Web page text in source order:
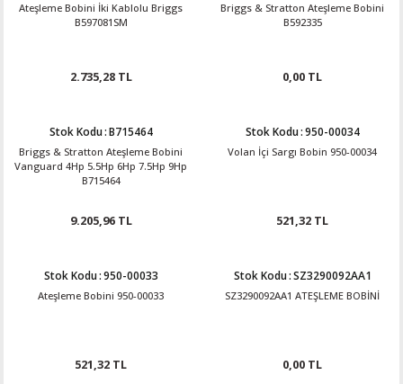
Ateşleme Bobini İki Kablolu Briggs
B597081SM
2.735,28 TL
Briggs & Stratton Ateşleme Bobini
B592335
0,00 TL
Stok Kodu:B715464
Briggs & Stratton Ateşleme Bobini
Vanguard 4Hp 5.5Hp 6Hp 7.5Hp 9Hp
B715464
9.205,96 TL
Stok Kodu:950-00034
Volan İçi Sargı Bobin 950-00034
521,32 TL
Stok Kodu:950-00033
Ateşleme Bobini 950-00033
521,32 TL
Stok Kodu:SZ3290092AA1
SZ3290092AA1 ATEŞLEME BOBİNİ
0,00 TL